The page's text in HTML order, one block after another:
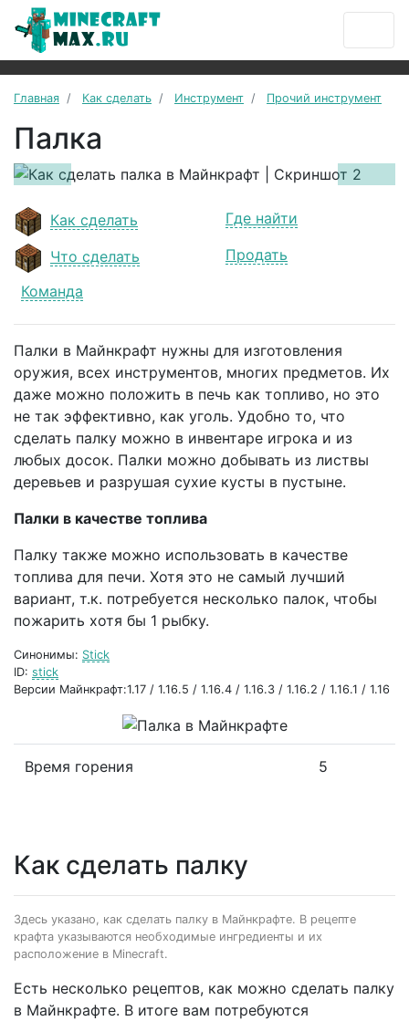
Главная Как сделать Инструмент Прочий инструмент
Палка
Previous
Next
Как сделать
Где найти
Что сделать
Продать
Команда
Палки в Майнкрафт нужны для изготовления
оружия, всех инструментов, многих предметов. Их
даже можно положить в печь как топливо, но это
не так эффективно, как уголь. Удобно то, что
сделать палку можно в инвентаре игрока и из
любых досок. Палки можно добывать из листвы
деревьев и разрушая сухие кусты в пустыне.
Палки в качестве топлива
Палку также можно использовать в качестве
топлива для печи. Хотя это не самый лучший
вариант, т.к. потребуется несколько палок, чтобы
пожарить хотя бы 1 рыбку.
Синонимы: Stick
ID: stick
Версии Майнкрафт:1.17 / 1.16.5 / 1.16.4 / 1.16.3 / 1.16.2 / 1.16.1 / 1.16
Время горения 5
Как сделать палку
Здесь указано, как сделать палку в Майнкрафте. В рецепте
крафта указываются необходимые ингредиенты и их
расположение в Minecraft.
Есть несколько рецептов, как можно сделать палку
в Майнкрафте. В итоге вам потребуются